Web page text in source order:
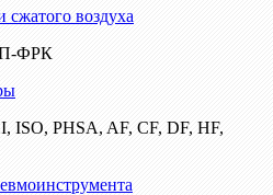
сжатого воздуха
П-ФРК
PHSA, AF, CF, DF, HF,